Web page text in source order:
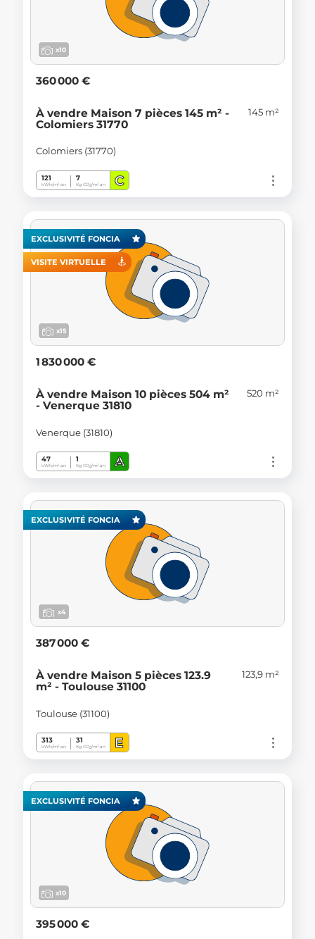
x10
360 000 €
À vendre Maison 7 pièces 145 m² -
Colomiers 31770
145 m²
Colomiers (31770)
121
kWh/m².an
7
Kg CO2/m².an C
EXCLUSIVITÉ FONCIA
VISITE VIRTUELLE
x15
1 830 000 €
À vendre Maison 10 pièces 504 m²
- Venerque 31810
520 m²
Venerque (31810)
47
kWh/m².an
1
Kg CO2/m².an A
EXCLUSIVITÉ FONCIA
x4
387 000 €
À vendre Maison 5 pièces 123.9
m² - Toulouse 31100
123,9 m²
Toulouse (31100)
313
kWh/m².an
31
Kg CO2/m².an E
EXCLUSIVITÉ FONCIA
x10
395 000 €